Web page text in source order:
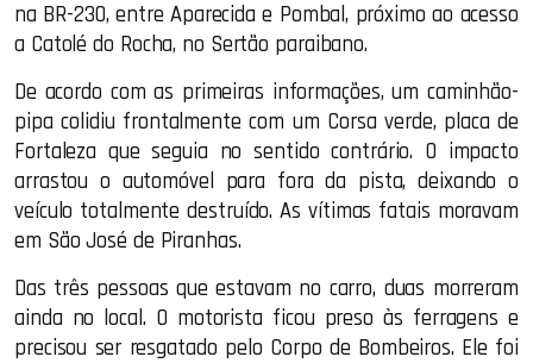
na BR-230, entre Aparecida e Pombal, próximo ao acesso
a Catolé do Rocha, no Sertão paraibano.
De acordo com as primeiras informações, um caminhão-
pipa colidiu frontalmente com um Corsa verde, placa de
Fortaleza que seguia no sentido contrário. O impacto
arrastou o automóvel para fora da pista, deixando o
veículo totalmente destruído. As vítimas fatais moravam
em São José de Piranhas.
Das três pessoas que estavam no carro, duas morreram
ainda no local. O motorista ficou preso às ferragens e
precisou ser resgatado pelo Corpo de Bombeiros. Ele foi